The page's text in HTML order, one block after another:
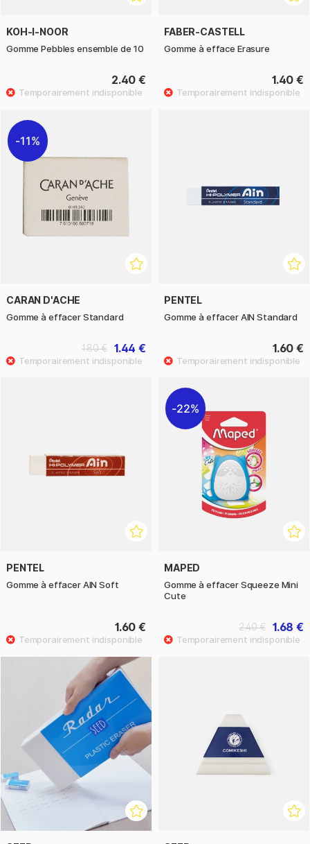
KOH-I-NOOR
Gomme Pebbles ensemble de 10
2.40 €
FABER-CASTELL
Gomme à efface Erasure
1.40 €
11%
CARAN D'ACHE
Gomme à effacer Standard
1.44 €
1.80 €
PENTEL
Gomme à effacer AIN Standard
1.60 €
PENTEL
Gomme à effacer AIN Soft
1.60 €
22%
MAPED
Gomme à effacer Squeeze Mini
Cute
1.68 €
2.40 €